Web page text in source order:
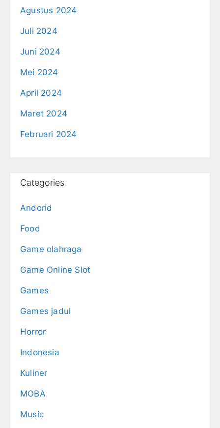
Agustus 2024
Juli 2024
Juni 2024
Mei 2024
April 2024
Maret 2024
Februari 2024
Categories
Andorid
Food
Game olahraga
Game Online Slot
Games
Games jadul
Horror
Indonesia
Kuliner
MOBA
Music